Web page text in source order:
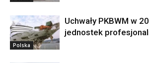
Polska
Uchwały PKBWM w
jednostek